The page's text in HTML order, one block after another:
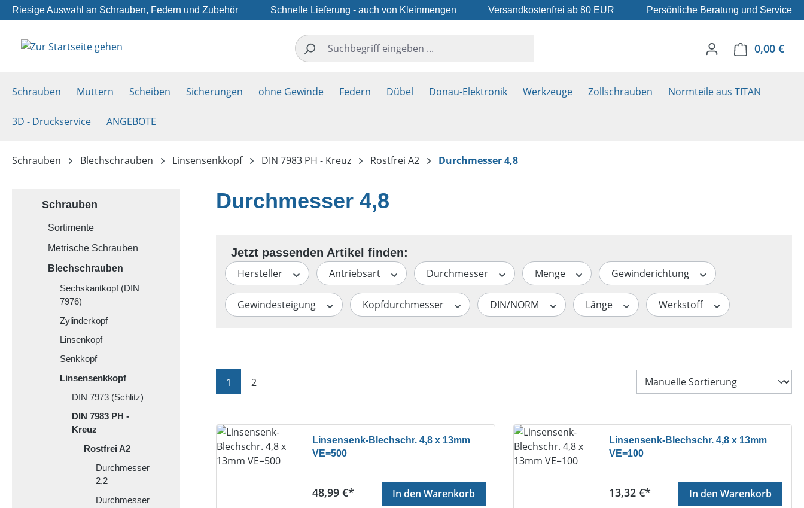
Hauptinhalt springen
Zur Suche springen
Zur Hauptnavigation springen
Riesige Auswahl an Schrauben, Federn und Zubehör Schnelle Lieferung - auch von Kleinmengen Versandkostenfrei ab 80 EUR Persönliche Beratung und Service
0,00 €
Schrauben Muttern Scheiben Sicherungen ohne Gewinde Federn Dübel Donau-Elektronik Werkzeuge Zollschrauben Normteile aus TITAN
3D - Druckservice ANGEBOTE
Schrauben Blechschrauben Linsensenkkopf DIN 7983 PH - Kreuz Rostfrei A2 Durchmesser 4,8
Schrauben
Sortimente
Metrische Schrauben
Blechschrauben
Sechskantkopf (DIN
7976)
Zylinderkopf
Linsenkopf
Senkkopf
Linsensenkkopf
DIN 7973 (Schlitz)
DIN 7983 PH -
Kreuz
Rostfrei A2
Durchmesser
2,2
Durchmesser
Durchmesser 4,8
Hersteller Antriebsart Durchmesser Menge Gewinderichtung
Gewindesteigung Kopfdurchmesser DIN/NORM Länge Werkstoff
Seite
1 Seite
2
Linsensenk-Blechschr. 4,8 x 13mm
VE=500
Regulärer Preis:
48,99 €* In den Warenkorb
Linsensenk-Blechschr. 4,8 x 13mm
VE=100
Regulärer Preis:
13,32 €* In den Warenkorb